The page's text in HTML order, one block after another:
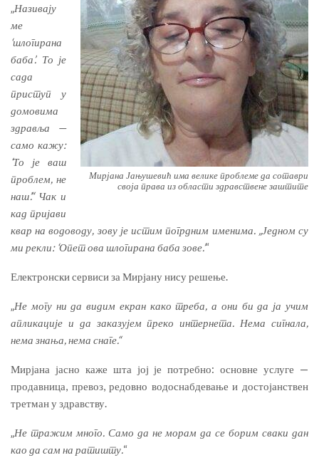
Мирјана Јањушевић има велике проблеме да сотаври
своја права из области здравствене заштите
„Називају
ме
‘шлогирана
баба’. То је
сада
приступ у
домовима
здравља —
само кажу:
‘То је ваш
проблем, не
наш’.“ Чак и
кад пријави
квар на водоводу, зову је истим погрдним именима. „Једном су
ми рекли: ‘Опет ова шлогирана баба зове.’“
Електронски сервиси за Мирјану нису решење.
„Не могу ни да видим екран како треба, а они би да ја учим
апликације и да заказујем преко интернета. Нема сигнала,
нема знања, нема снаге.“
Мирјана јасно каже шта јој је потребно: основне услуге —
продавница, превоз, редовно водоснабдевање и достојанствен
третман у здравству.
„Не тражим много. Само да не морам да се борим сваки дан
као да сам на ратишту.“